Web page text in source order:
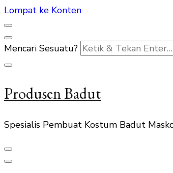
Lompat ke Konten
Mencari Sesuatu?
Produsen Badut
Spesialis Pembuat Kostum Badut